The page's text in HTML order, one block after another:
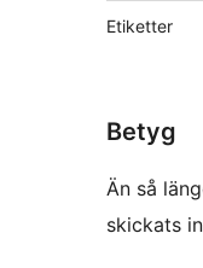
Etiketter
Betyg
Än så
skickats